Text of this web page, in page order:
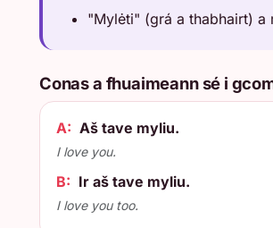
"Mylėti" (grá a thabhairt) a
Conas a fhuaimeann sé i
A: Aš tave myliu.
I love you.
B: Ir aš tave myliu.
I love you too.